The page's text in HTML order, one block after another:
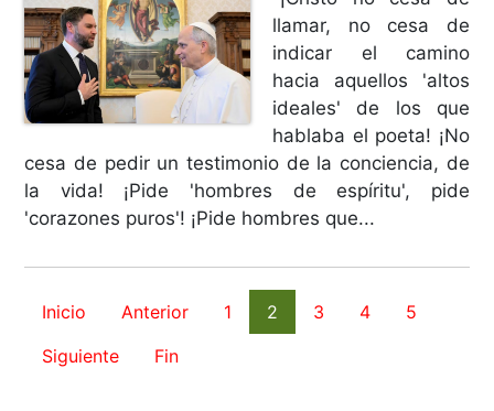
llamar, no cesa de
indicar el camino
hacia aquellos 'altos
ideales' de los que
hablaba el poeta! ¡No
cesa de pedir un testimonio de la conciencia, de
la vida! ¡Pide 'hombres de espíritu', pide
'corazones puros'! ¡Pide hombres que...
Inicio Anterior 1 2 3 4
5
Siguiente
Fin